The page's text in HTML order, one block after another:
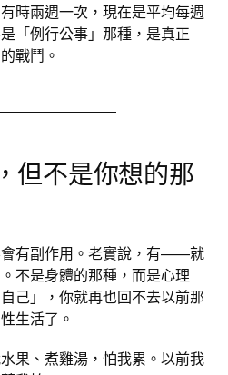
時兩週一次，現在是平均每週
「例行公事」那種，是真正
戰鬥。
但不是你想的那
有副作用。老實說，有——就
不是身體的那種，而是心理
己」，你就再也回不去以前那
生活了。
果、煮雞湯，怕我累。以前我